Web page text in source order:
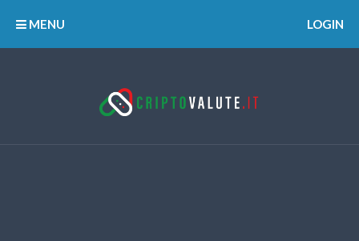
MENU LOGIN